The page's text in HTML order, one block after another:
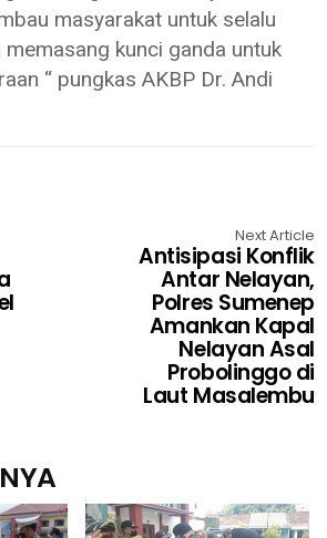
masyarakat untuk selalu
kunci ganda untuk
“ pungkas AKBP Dr. Andi
Next Article
Antisipasi Konflik
Antar Nelayan,
Polres Sumenep
Amankan Kapal
Nelayan Asal
Probolinggo di
Laut Masalembu